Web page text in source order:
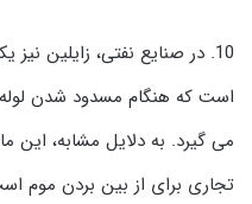
10. در صنایع نفتی، زایلین
است که هنگام مسدود شدن لوله
می گیرد. به دلایل مشابه، این
تجاری برای از بین بردن موم